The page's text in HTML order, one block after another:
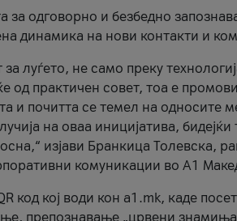
за одговорно и безбедно
динамика на нови контакти и
луѓето, не само преку
од практичен совет, тоа е
и почитта се темел на односите
на оваа иницијатива, бидејќи
изјави Бранкица Толевска,
комуникации во А1
код кој води кон a1.mk, каде
препознавање „црвени